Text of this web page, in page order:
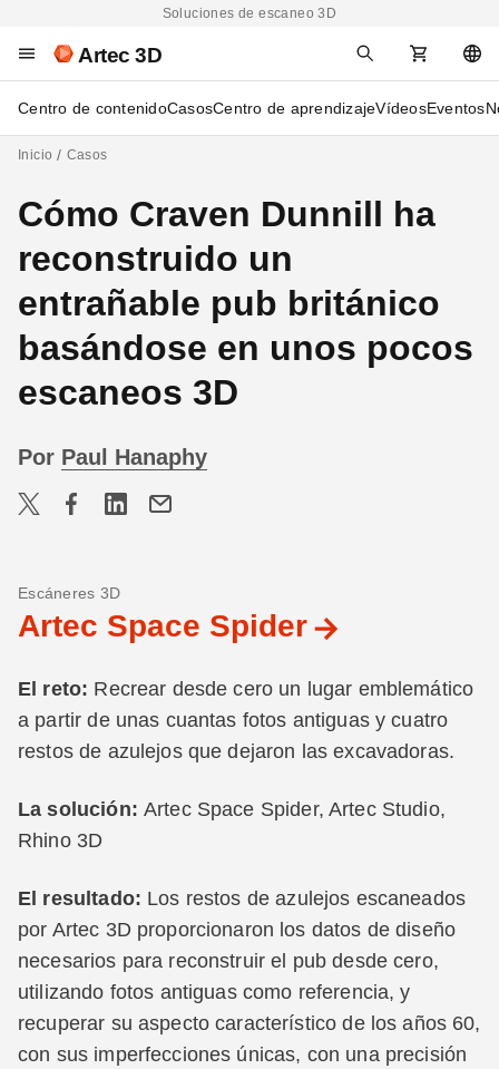
Soluciones de escaneo 3D
Artec 3D
Centro de contenidoCasosCentro de aprendizajeVídeosEventos
Inicio Casos
Cómo Craven Dunnill ha
reconstruido un
entrañable pub británico
basándose en unos pocos
escaneos 3D
Por Paul Hanaphy
Escáneres 3D
Artec Space Spider
El reto: Recrear desde cero un lugar emblemático
a partir de unas cuantas fotos antiguas y cuatro
restos de azulejos que dejaron las excavadoras.
La solución: Artec Space Spider, Artec Studio,
Rhino 3D
El resultado: Los restos de azulejos escaneados
por Artec 3D proporcionaron los datos de diseño
necesarios para reconstruir el pub desde cero,
utilizando fotos antiguas como referencia, y
recuperar su aspecto característico de los años 60,
con sus imperfecciones únicas, con una precisión